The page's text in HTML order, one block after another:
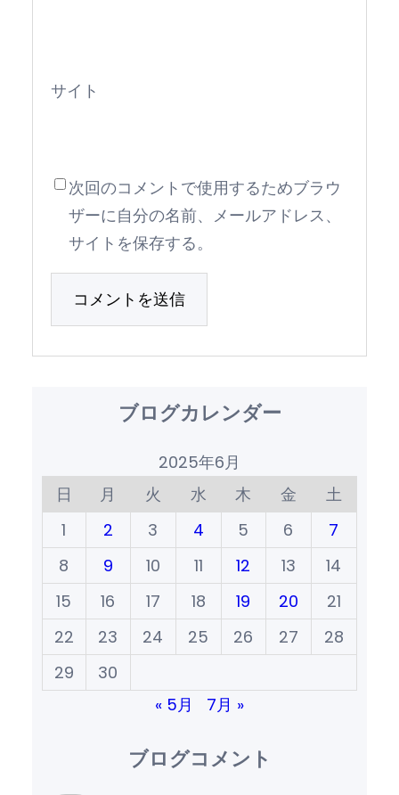
サイト
次回のコメントで使用するためブラウ
ザーに自分の名前、メールアドレス、
サイトを保存する。
ブログカレンダー
2025年6月
日
月 火 水 木 金
土
1
2 3 4 5 6
7
8
9 10 11 12 13
14
15
16 17 18 19 20
21
22
23 24 25 26 27
28
29
30
« 5月
7月 »
ブログコメント